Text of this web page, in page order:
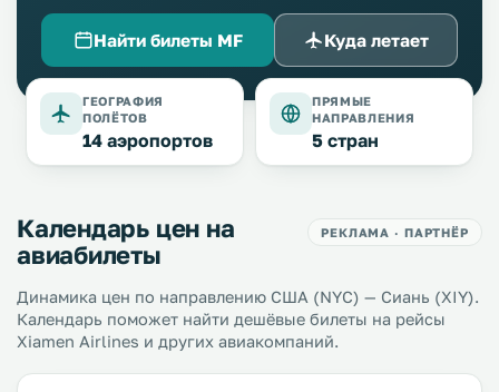
Найти билеты MF Куда летает
ГЕОГРАФИЯ
ПОЛЁТОВ
14 аэропортов
ПРЯМЫЕ
НАПРАВЛЕНИЯ
5 стран
Календарь цен на
авиабилеты
РЕКЛАМА · ПАРТНЁР
Динамика цен по направлению США (NYC) — Сиань (XIY).
Календарь поможет найти дешёвые билеты на рейсы
Xiamen Airlines и других авиакомпаний.